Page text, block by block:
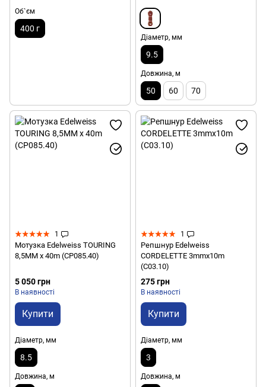
Об`єм
400 г
Діаметр, мм
9.5
Довжина, м
50 60 70
1
Мотузка Edelweiss TOURING
8,5MM x 40m (CP085.40)
5 050 грн
В наявності
Купити
Діаметр, мм
8.5
Довжина, м
1
Репшнур Edelweiss
CORDELETTE 3mmx10m
(C03.10)
275 грн
В наявності
Купити
Діаметр, мм
3
Довжина, м